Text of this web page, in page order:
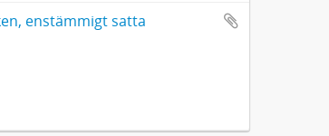
enstämmigt satta